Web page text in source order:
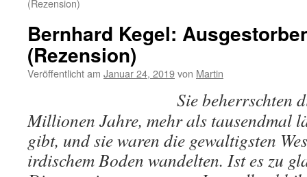
(Rezension)
Bernhard Kegel:
(Rezension)
Veröffentlicht am Januar 24, 2019von Martin
Sie beherrschten
Millionen Jahre, mehr als tausendmal
gibt, und sie waren die gewaltigsten
irdischem Boden wandelten. Ist es zu